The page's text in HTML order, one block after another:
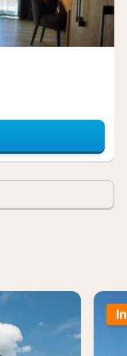
Superior